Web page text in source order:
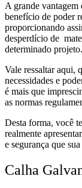
A grande vantagem
benefício de poder
proporcionando
desperdício de
determinado projeto.
Vale ressaltar aqui,
necessidades e
é mais que
as normas
Desta forma, você
realmente
e segurança que
Calha